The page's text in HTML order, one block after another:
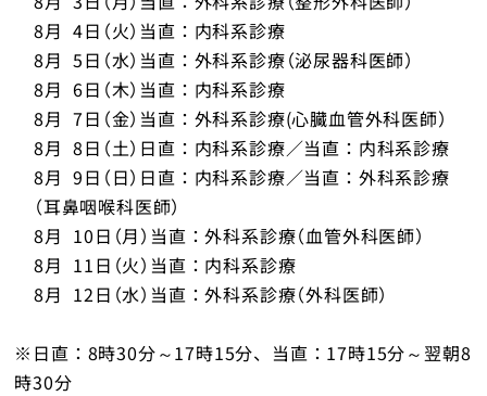
入院・面会
健診・人間ドック
訪問看護ステーションさくら
交通アクセス
採用情報
お問い合わせ
8月 4日（火）当直：内科系診療
8月 5日（水）当直：外科系診療（泌尿器科医師）
8月 6日（木）当直：内科系診療
8月 7日（金）当直：外科系診療(心臓血管外科医師）
8月 8日（土）日直：内科系診療／当直：内科系診療
8月 9日（日）日直：内科系診療／当直：外科系診療
（耳鼻咽喉科医師）
8月 10日（月）当直：外科系診療（血管外科医師）
8月 11日（火）当直：内科系診療
8月 12日（水）当直：外科系診療（外科医師）
※日直：8時30分～17時15分、当直：17時15分～翌朝8
時30分